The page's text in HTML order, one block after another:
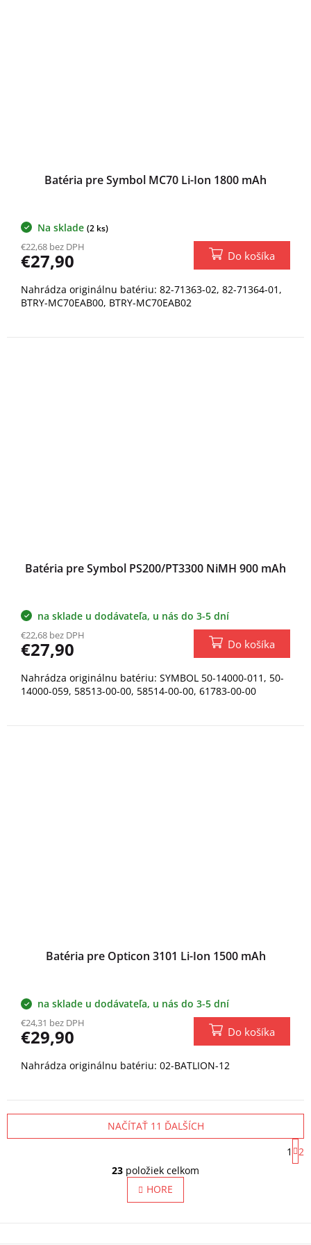
Batéria pre Symbol MC70 Li-Ion 1800 mAh
Na sklade (2 ks)
€22,68 bez DPH
€27,90 Do košíka
Nahrádza originálnu batériu: 82-71363-02, 82-71364-01,
BTRY-MC70EAB00, BTRY-MC70EAB02
Batéria pre Symbol PS200/PT3300 NiMH 900 mAh
na sklade u dodávateľa, u nás do 3-5 dní
€22,68 bez DPH
€27,90 Do košíka
Nahrádza originálnu batériu: SYMBOL 50-14000-011, 50-
14000-059, 58513-00-00, 58514-00-00, 61783-00-00
Batéria pre Opticon 3101 Li-Ion 1500 mAh
na sklade u dodávateľa, u nás do 3-5 dní
€24,31 bez DPH
€29,90 Do košíka
Nahrádza originálnu batériu: 02-BATLION-12
O
v
l
á
NAČÍTAŤ 11 ĎALŠÍCH
S
t
1
2
23 položiek celkom
HORE